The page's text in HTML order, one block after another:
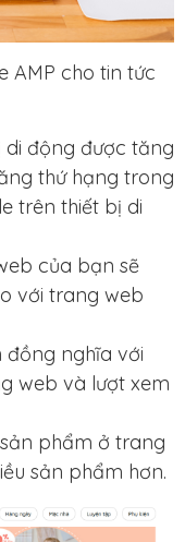
AMP cho tin tức
động được tăng
thứ hạng trong
trên thiết bị di
của bạn sẽ
với trang web
nghĩa với
web và lượt xem
phẩm ở trang
sản phẩm hơn.